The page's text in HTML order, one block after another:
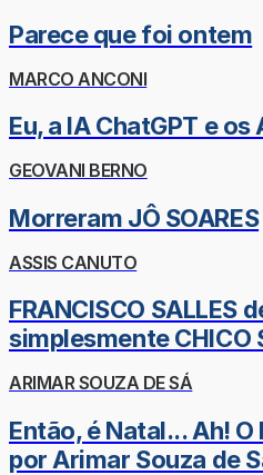
Parece que foi ontem
MARCO ANCONI
Eu, a IA ChatGPT e
GEOVANI BERNO
Morreram JÔ SOARES
ASSIS CANUTO
FRANCISCO SALLES
simplesmente CHICO
ARIMAR SOUZA DE SÁ
Então, é Natal... Ah!
por Arimar Souza de